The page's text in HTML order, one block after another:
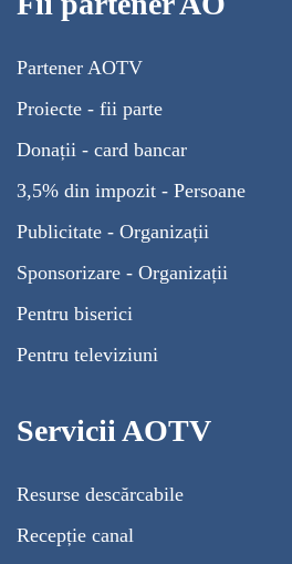
Partener AOTV
Proiecte - fii parte
Donații - card bancar
3,5% din impozit - Persoane
Publicitate - Organizații
Sponsorizare - Organizații
Pentru biserici
Pentru televiziuni
Servicii AOTV
Resurse descărcabile
Recepție canal